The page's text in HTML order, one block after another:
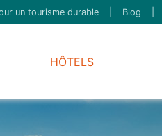
un tourisme durable Blog
HÔTELS